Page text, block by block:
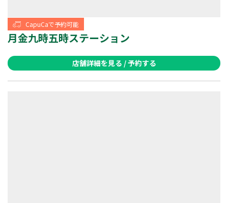
CapuCaで予約可能
月金九時五時ステーション
店舗詳細を見る / 予約する